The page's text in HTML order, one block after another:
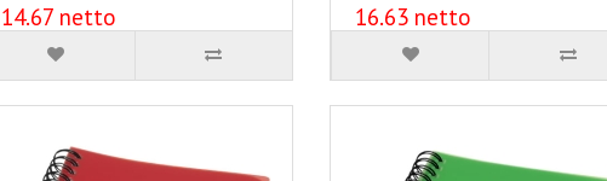
14.67 netto 16.63 netto